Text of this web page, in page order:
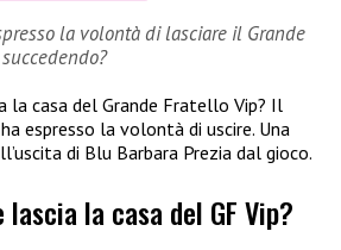
la volontà di lasciare il Grande
la casa del Grande Fratello Vip? Il
espresso la volontà di uscire. Una
di Blu Barbara Prezia dal gioco.
la casa del GF Vip?